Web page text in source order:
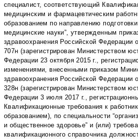
специалист, соответствующий
медицинским и фармацевтическим
образованием по направлению
медицинские науки”, утвержденным
здравоохранения Российской Федерации
707н (зарегистрирован Министерством
Федерации 23 октября 2015 г.,
изменениями, внесенными приказом
здравоохранения Российской Федерации
328н (зарегистрирован Министерством
Федерации 3 июля 2017 г.,
Квалификационные требования к
образованием), по специальности
и общественное здоровье” и (или)
квалификационного справочника